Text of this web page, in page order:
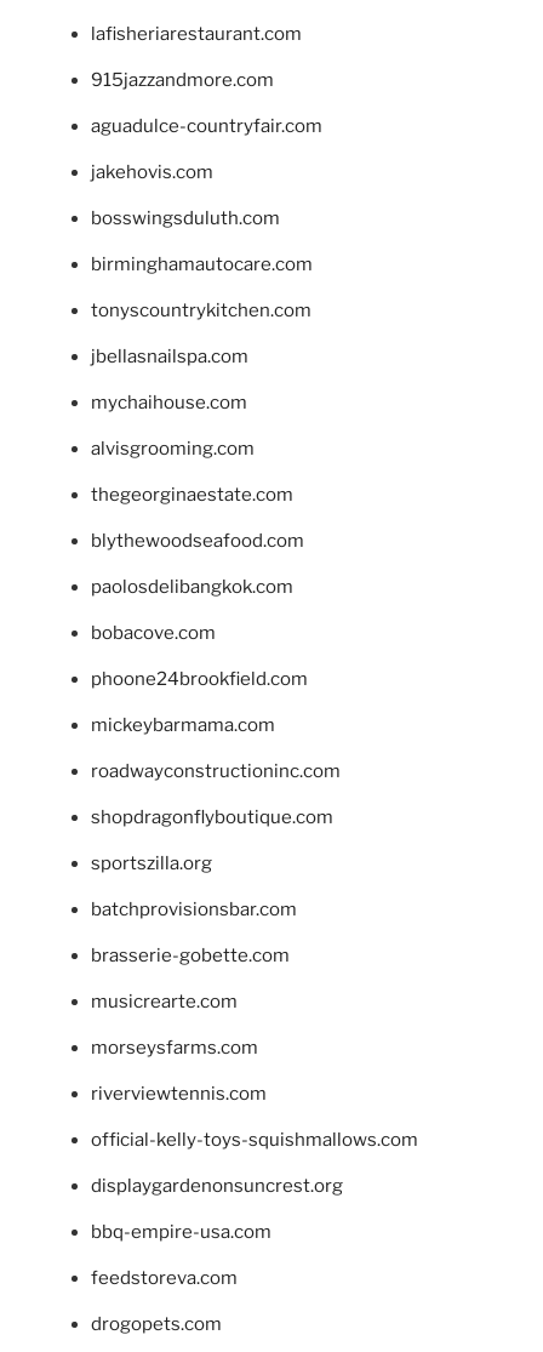
lafisheriarestaurant.com
915jazzandmore.com
aguadulce-countryfair.com
jakehovis.com
bosswingsduluth.com
birminghamautocare.com
tonyscountrykitchen.com
jbellasnailspa.com
mychaihouse.com
alvisgrooming.com
thegeorginaestate.com
blythewoodseafood.com
paolosdelibangkok.com
bobacove.com
phoone24brookfield.com
mickeybarmama.com
roadwayconstructioninc.com
shopdragonflyboutique.com
sportszilla.org
batchprovisionsbar.com
brasserie-gobette.com
musicrearte.com
morseysfarms.com
riverviewtennis.com
official-kelly-toys-squishmallows.com
displaygardenonsuncrest.org
bbq-empire-usa.com
feedstoreva.com
drogopets.com